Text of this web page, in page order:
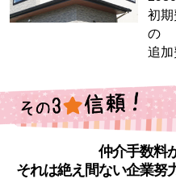
初期
の
追加
仲介手数料
それは絶え間ない企業努